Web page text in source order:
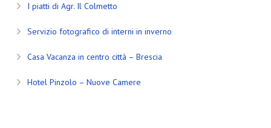
I piatti di Agr. Il Colmetto
Servizio fotografico di interni in inverno
Casa Vacanza in centro città – Brescia
Hotel Pinzolo – Nuove Camere